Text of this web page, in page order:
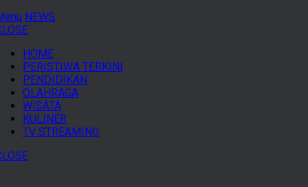
NEWS
HOME
PERISTIWA TERKINI
PENDIDIKAN
OLAHRAGA
WISATA
KULINER
TV STREAMING